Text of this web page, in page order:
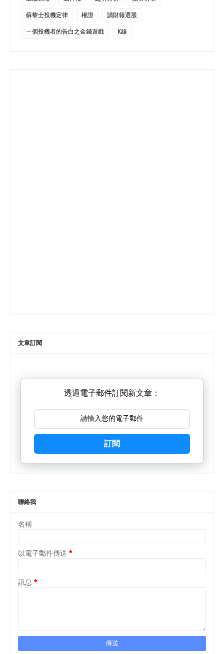
蘇黎士投機定律 權證 讀財報選股
ㄧ個投機者的告白之金錢遊戲 K線
文章訂閱
透過電子郵件訂閱新文章：
訂閱
聯絡我
名稱
以電子郵件傳送 *
訊息 *